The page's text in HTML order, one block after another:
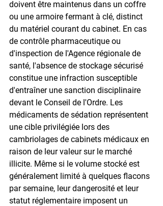
doivent être maintenus dans un coffre
ou une armoire fermant à clé, distinct
du matériel courant du cabinet. En cas
de contrôle pharmaceutique ou
d'inspection de l'Agence régionale de
santé, l'absence de stockage sécurisé
constitue une infraction susceptible
d'entraîner une sanction disciplinaire
devant le Conseil de l'Ordre. Les
médicaments de sédation représentent
une cible privilégiée lors des
cambriolages de cabinets médicaux en
raison de leur valeur sur le marché
illicite. Même si le volume stocké est
généralement limité à quelques flacons
par semaine, leur dangerosité et leur
statut réglementaire imposent un